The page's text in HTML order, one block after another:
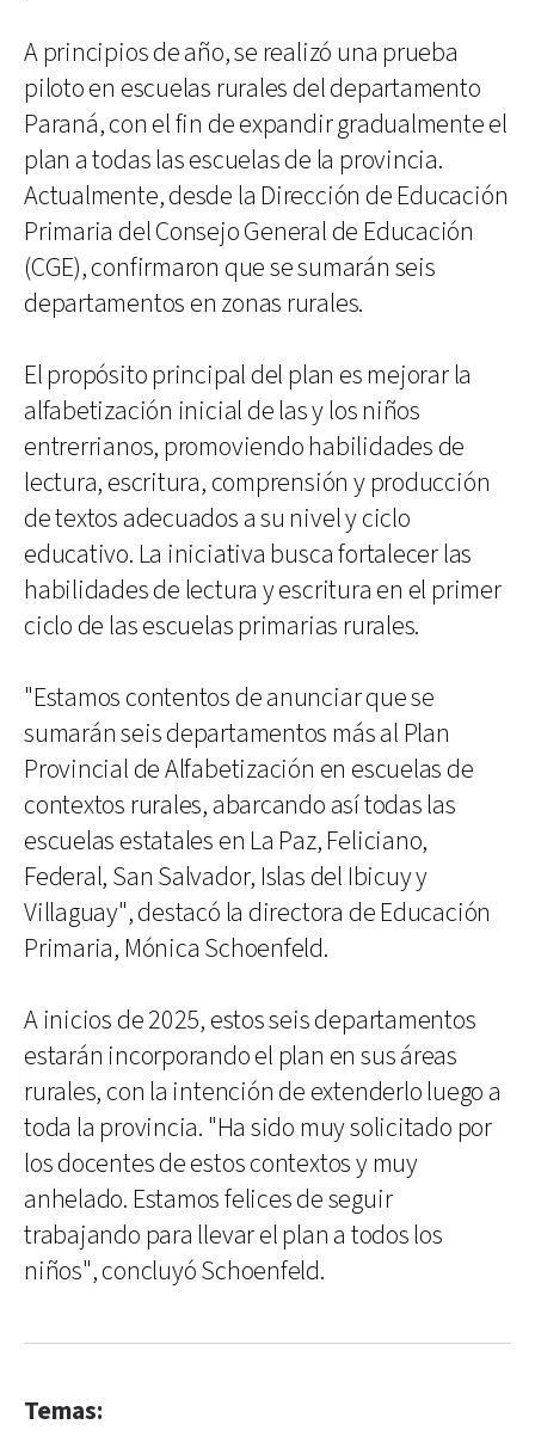
A principios de año, se realizó una prueba
piloto en escuelas rurales del departamento
Paraná, con el fin de expandir gradualmente el
plan a todas las escuelas de la provincia.
Actualmente, desde la Dirección de Educación
Primaria del Consejo General de Educación
(CGE), confirmaron que se sumarán seis
departamentos en zonas rurales.
El propósito principal del plan es mejorar la
alfabetización inicial de las y los niños
entrerrianos, promoviendo habilidades de
lectura, escritura, comprensión y producción
de textos adecuados a su nivel y ciclo
educativo. La iniciativa busca fortalecer las
habilidades de lectura y escritura en el primer
ciclo de las escuelas primarias rurales.
"Estamos contentos de anunciar que se
sumarán seis departamentos más al Plan
Provincial de Alfabetización en escuelas de
contextos rurales, abarcando así todas las
escuelas estatales en La Paz, Feliciano,
Federal, San Salvador, Islas del Ibicuy y
Villaguay", destacó la directora de Educación
Primaria, Mónica Schoenfeld.
A inicios de 2025, estos seis departamentos
estarán incorporando el plan en sus áreas
rurales, con la intención de extenderlo luego a
toda la provincia. "Ha sido muy solicitado por
los docentes de estos contextos y muy
anhelado. Estamos felices de seguir
trabajando para llevar el plan a todos los
niños", concluyó Schoenfeld.
Temas: